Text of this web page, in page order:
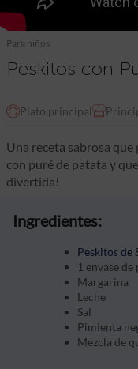
Para niños
Peskitos con
Plato principal
Una receta sabrosa
con puré de patata y
divertida!
Ingredientes:
Peskitos de
1 envase
Margarina
Leche
Sal
Pimienta
Mezcla de